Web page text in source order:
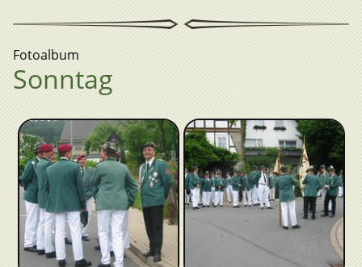
Fotoalbum
Sonntag